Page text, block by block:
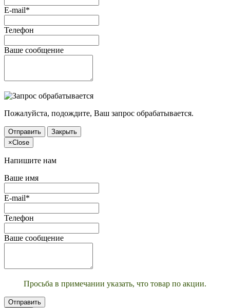
E-mail*
Телефон
Ваше сообщение
Пожалуйста, подождите, Ваш запрос обрабатывается.
Отправить
Закрыть
×Close
Напишите нам
Ваше имя
E-mail*
Телефон
Ваше сообщение
Просьба в примечании указать, что товар по акции.
Отправить